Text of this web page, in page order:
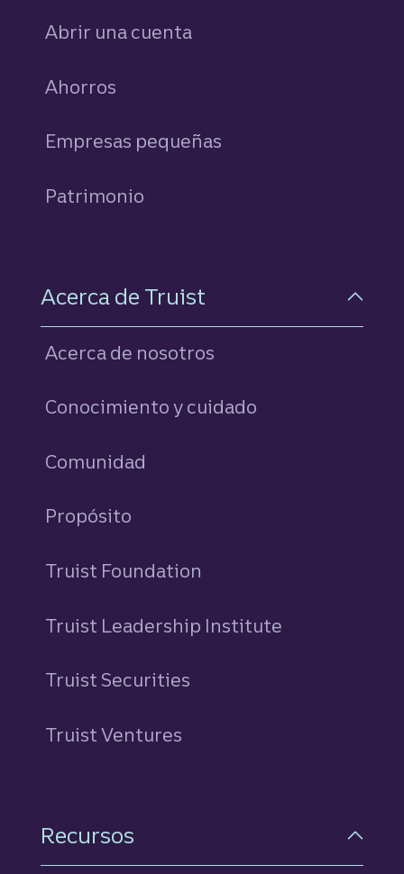
Abrir una cuenta
Ahorros
Empresas pequeñas
Patrimonio
Acerca de Truist
Acerca de nosotros
Conocimiento y cuidado
Comunidad
Propósito
Truist Foundation
Truist Leadership Institute
Truist Securities
Truist Ventures
Recursos